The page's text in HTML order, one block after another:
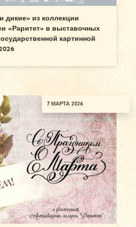
из коллекции
«Раритет» в выставочных
картинной
7 МАРТА 2026